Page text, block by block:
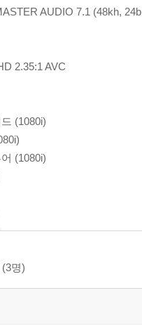
AUDIO 7.1 (48kh,
2.35:1 AVC
(1080i)
(1080i)
(3명)